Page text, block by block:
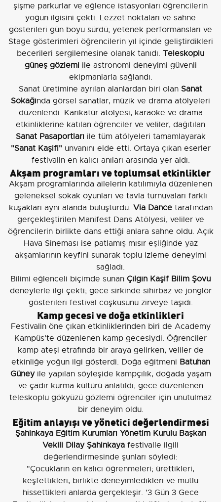
şişme parkurlar ve eğlence istasyonları öğrencilerin
yoğun ilgisini çekti. Lezzet noktaları ve sahne
gösterileri gün boyu sürdü; yetenek performansları ve
Stage gösterimleri öğrencilerin yıl içinde geliştirdikleri
becerileri sergilemesine olanak tanıdı. Teleskoplu
güneş gözlemiile astronomi deneyimi güvenli
ekipmanlarla sağlandı.
Sanat üretimine ayrılan alanlardan biri olan Sanat
Sokağında görsel sanatlar, müzik ve drama atölyeleri
düzenlendi. Karikatür atölyesi, karaoke ve drama
etkinliklerine katılan öğrenciler ve veliler, dağıtılan
Sanat Pasaportları ile tüm atölyeleri tamamlayarak
"Sanat Kaşifi"unvanını elde etti. Ortaya çıkan eserler
festivalin en kalıcı anıları arasında yer aldı.
Akşam programları ve toplumsal etkinlikler
Akşam programlarında ailelerin katılımıyla düzenlenen
geleneksel sokak oyunları ve tavla turnuvaları farklı
kuşakları aynı alanda buluşturdu. Via Dancetarafından
gerçekleştirilen Manifest Dans Atölyesi, veliler ve
öğrencilerin birlikte dans ettiği anlara sahne oldu. Açık
Hava Sineması ise patlamış mısır eşliğinde yaz
akşamlarının keyfini sunarak toplu izleme deneyimi
sağladı.
Bilimi eğlenceli biçimde sunan Çılgın Kaşif Bilim Şovu
deneylerle ilgi çekti; gece sirkinde sihirbaz ve jonglör
gösterileri festival coşkusunu zirveye taşıdı.
Kamp gecesi ve doğa etkinlikleri
Festivalin öne çıkan etkinliklerinden biri de Academy
Kampüs’te düzenlenen kamp gecesiydi. Öğrenciler
kamp ateşi etrafında bir araya gelirken, veliler de
etkinliğe yoğun ilgi gösterdi. Doğa eğitmeni Batuhan
Güneyile yapılan söyleşide kampçılık, doğada yaşam
ve çadır kurma kültürü anlatıldı; gece düzenlenen
teleskoplu gökyüzü gözlemi öğrenciler için unutulmaz
bir deneyim oldu.
Eğitim anlayışı ve yönetici değerlendirmesi
Şahinkaya Eğitim Kurumları Yönetim Kurulu Başkan
Vekili Dilay Şahinkaya festivalle ilgili
değerlendirmesinde şunları söyledi:
"Çocukların en kalıcı öğrenmeleri; ürettikleri,
keşfettikleri, birlikte deneyimledikleri ve mutlu
hissettikleri anlarda gerçekleşir. ’3 Gün 3 Gece